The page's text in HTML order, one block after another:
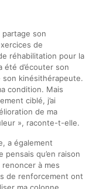
son
de
réhabilitation pour la
été d’écouter son
kinésithérapeute.
condition. Mais
ciblé, j’ai
de ma
», raconte-t-elle.
a également
pensais qu’en raison
à mes
de renforcement ont